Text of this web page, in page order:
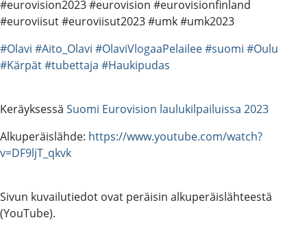
#eurovision2023 #eurovision #eurovisionfinland
#euroviisut #euroviisut2023 #umk #umk2023
#Olavi #Aito_Olavi #OlaviVlogaaPelailee#suomi #Oulu
#Kärpät#tubettaja #Haukipudas
Keräyksessä Suomi Eurovision laulukilpailuissa 2023
Alkuperäislähde: https://www.youtube.com/watch?
v=DF9ljT_qkvk
Sivun kuvailutiedot ovat peräisin alkuperäislähteestä
(YouTube).